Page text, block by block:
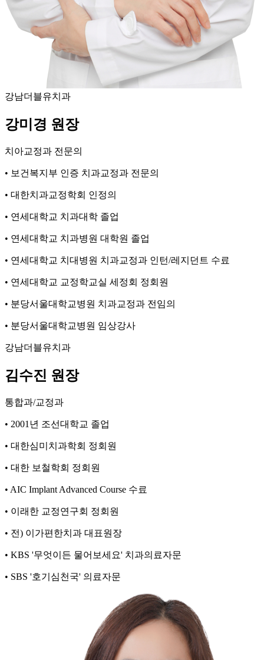
강남더블유치과
강미경 원장
치아교정과 전문의
• 보건복지부 인증 치과교정과 전문의
• 대한치과교정학회 인정의
• 연세대학교 치과대학 졸업
• 연세대학교 치과병원 대학원 졸업
• 연세대학교 치대병원 치과교정과 인턴/레지던트 수료
• 연세대학교 교정학교실 세정회 정회원
• 분당서울대학교병원 치과교정과 전임의
• 분당서울대학교병원 임상강사
강남더블유치과
김수진 원장
통합과/교정과
• 2001년 조선대학교 졸업
• 대한심미치과학회 정회원
• 대한 보철학회 정회원
• AIC Implant Advanced Course 수료
• 이래한 교정연구회 정회원
• 전) 이가편한치과 대표원장
• KBS '무엇이든 물어보세요' 치과의료자문
• SBS '호기심천국' 의료자문